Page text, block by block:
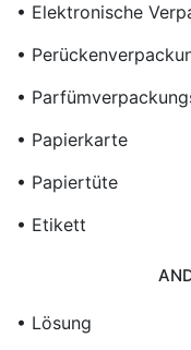
• Elektronische
•
•
• Papierkarte
• Papiertüte
• Etikett
• Lösung